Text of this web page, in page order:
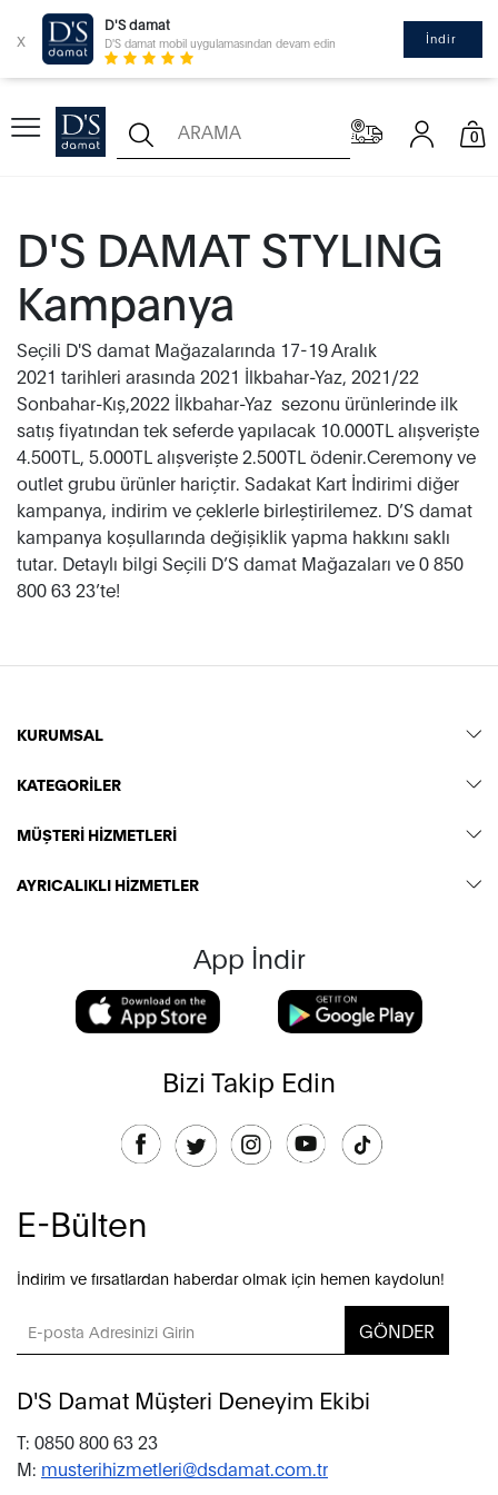
x
D'S damat
D'S damat mobil uygulamasından devam edin İndir
0
D'S DAMAT STYLING
Kampanya
Seçili D'S damat Mağazalarında 17-19 Aralık
2021 tarihleri arasında 2021 İlkbahar-Yaz, 2021/22
Sonbahar-Kış,2022 İlkbahar-Yaz sezonu ürünlerinde ilk
satış fiyatından tek seferde yapılacak 10.000TL alışverişte
4.500TL, 5.000TL alışverişte 2.500TL ödenir.Ceremony ve
outlet grubu ürünler hariçtir. Sadakat Kart İndirimi diğer
kampanya, indirim ve çeklerle birleştirilemez. D’S damat
kampanya koşullarında değişiklik yapma hakkını saklı
tutar. Detaylı bilgi Seçili D’S damat Mağazaları ve 0 850
800 63 23’te!
KURUMSAL
KATEGORİLER
MÜŞTERİ HİZMETLERİ
AYRICALIKLI HİZMETLER
App İndir
Bizi Takip Edin
E-Bülten
İndirim ve fırsatlardan haberdar olmak için hemen kaydolun!
GÖNDER
D'S Damat Müşteri Deneyim Ekibi
T: 0850 800 63 23
M: musterihizmetleri@dsdamat.com.tr